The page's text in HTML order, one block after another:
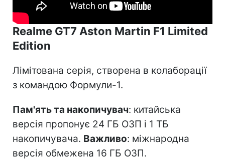
Realme GT7 Aston Martin F1 Limited
Edition
Лімітована серія, створена в колаборації
з командою Формули-1.
Пам'ять та накопичувач: китайська
версія пропонує 24 ГБ ОЗП і 1 ТБ
накопичувача. Важливо: міжнародна
версія обмежена 16 ГБ ОЗП.